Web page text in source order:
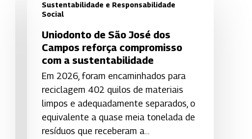
Sustentabilidade e Responsabilidade
Social
Uniodonto
José
Campos
compromisso
Uniodonto de São José dos
Campos reforça compromisso
com a sustentabilidade
Em 2026, foram encaminhados para
reciclagem 402 quilos de materiais
limpos e adequadamente separados, o
equivalente a quase meia tonelada de
resíduos que receberam a…